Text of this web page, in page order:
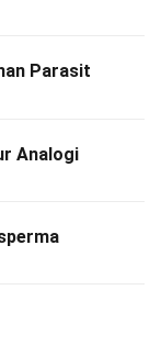
Parasit
Analogi